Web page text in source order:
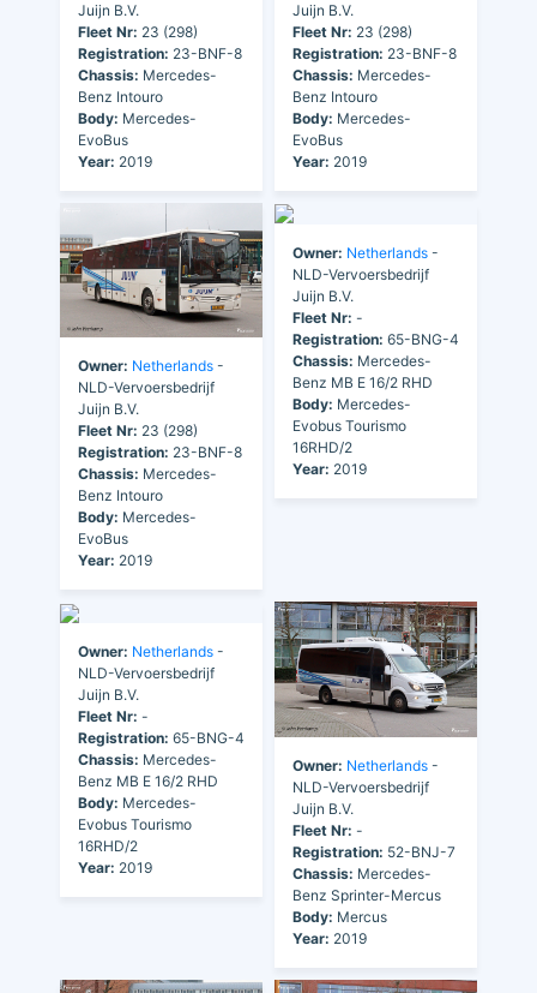
Juijn B.V.
Fleet Nr: 23 (298)
Registration: 23-BNF-8
Chassis: Mercedes-
Benz Intouro
Body: Mercedes-
EvoBus
Year: 2019
Juijn B.V.
Fleet Nr: 23 (298)
Registration: 23-BNF-8
Chassis: Mercedes-
Benz Intouro
Body: Mercedes-
EvoBus
Year: 2019
Owner: Netherlands -
NLD-Vervoersbedrijf
Juijn B.V.
Fleet Nr: 23 (298)
Registration: 23-BNF-8
Chassis: Mercedes-
Benz Intouro
Body: Mercedes-
EvoBus
Year: 2019
Owner: Netherlands -
NLD-Vervoersbedrijf
Juijn B.V.
Fleet Nr: -
Registration: 65-BNG-4
Chassis: Mercedes-
Benz MB E 16/2 RHD
Body: Mercedes-
Evobus Tourismo
16RHD/2
Year: 2019
Owner: Netherlands -
NLD-Vervoersbedrijf
Juijn B.V.
Fleet Nr: -
Registration: 65-BNG-4
Chassis: Mercedes-
Benz MB E 16/2 RHD
Body: Mercedes-
Evobus Tourismo
16RHD/2
Year: 2019
Owner: Netherlands -
NLD-Vervoersbedrijf
Juijn B.V.
Fleet Nr: -
Registration: 52-BNJ-7
Chassis: Mercedes-
Benz Sprinter-Mercus
Body: Mercus
Year: 2019